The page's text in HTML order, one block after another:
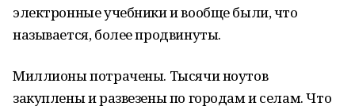
электронные учебники и вообще были, что
называется, более продвинуты.
Миллионы потрачены. Тысячи ноутов
закуплены и развезены по городам и селам. Что